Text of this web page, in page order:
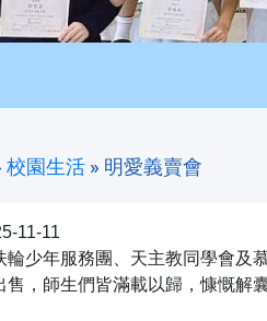
校園生活 » 明愛義賣會
11-11
輪少年服務團、天主教同學會及
售，師生們皆滿載以歸，慷慨解